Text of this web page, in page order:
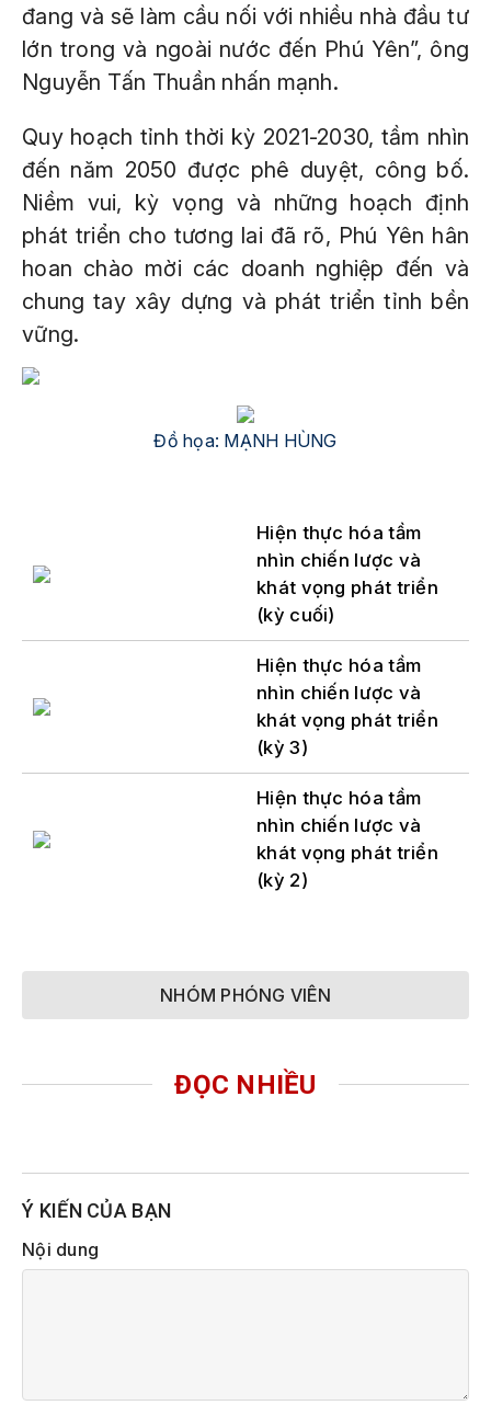
đang và sẽ làm cầu nối với nhiều nhà đầu tư
lớn trong và ngoài nước đến Phú Yên”, ông
Nguyễn Tấn Thuần nhấn mạnh.
Quy hoạch tỉnh thời kỳ 2021-2030, tầm nhìn
đến năm 2050 được phê duyệt, công bố.
Niềm vui, kỳ vọng và những hoạch định
phát triển cho tương lai đã rõ, Phú Yên hân
hoan chào mời các doanh nghiệp đến và
chung tay xây dựng và phát triển tỉnh bền
vững.
Đồ họa: MẠNH HÙNG
Hiện thực hóa tầm
nhìn chiến lược và
khát vọng phát triển
(kỳ cuối)
Hiện thực hóa tầm
nhìn chiến lược và
khát vọng phát triển
(kỳ 3)
Hiện thực hóa tầm
nhìn chiến lược và
khát vọng phát triển
(kỳ 2)
NHÓM PHÓNG VIÊN
ĐỌC NHIỀU
Ý KIẾN CỦA BẠN
Nội dung